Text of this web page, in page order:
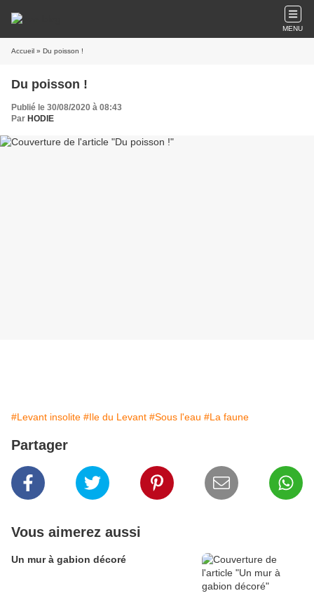
MENU
Accueil » Du poisson !
Du poisson !
Publié le 30/08/2020 à 08:43
Par HODIE
#Levant insolite #Ile du Levant #Sous l'eau #La faune
Partager
Vous aimerez aussi
Un mur à gabion décoré